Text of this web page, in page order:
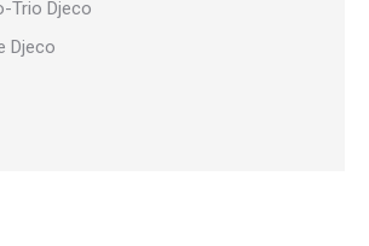
Trio Djeco
Djeco